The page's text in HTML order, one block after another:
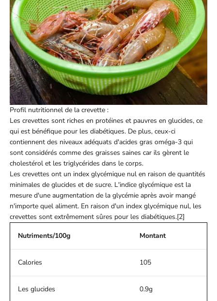
Profil nutritionnel de la crevette :
Les crevettes sont riches en protéines et pauvres en glucides, ce
qui est bénéfique pour les diabétiques. De plus, ceux-ci
contiennent des niveaux adéquats d'acides gras oméga-3 qui
sont considérés comme des graisses saines car ils gèrent le
cholestérol et les triglycérides dans le corps.
Les crevettes ont un index glycémique nul en raison de quantités
minimales de glucides et de sucre. L'indice glycémique est la
mesure d'une augmentation de la glycémie après avoir mangé
n'importe quel aliment. En raison d'un index glycémique nul, les
crevettes sont extrêmement sûres pour les diabétiques.[2]
Nutriments/100g Montant
Calories 105
Les glucides 0.9g